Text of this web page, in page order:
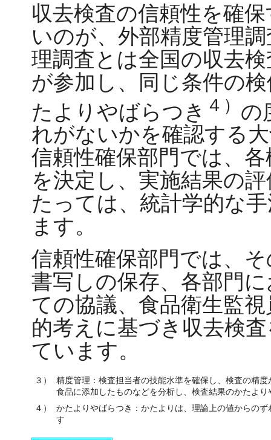
収去検査の信頼性を確
いのが、外部精度管理
理調査とは全国の収去
が参加し、同じ条件の
たよりやばらつき ４） の
れがないかを確認する
信頼性確保部門では、
を決定し、実施結果の
たっては、統計学的な
ます。
信頼性確保部門では、
書写しの保存、各部門
ての協議、食品衛生監
的考えに基づき収去検
ています。
３）
精度管理：検査担当者の技能水準を確保し、検査の精
食品に添加したものなどを分析し、検査結果のかたよ
４）
かたよりやばらつき：かたよりは、理論上の値からの
す